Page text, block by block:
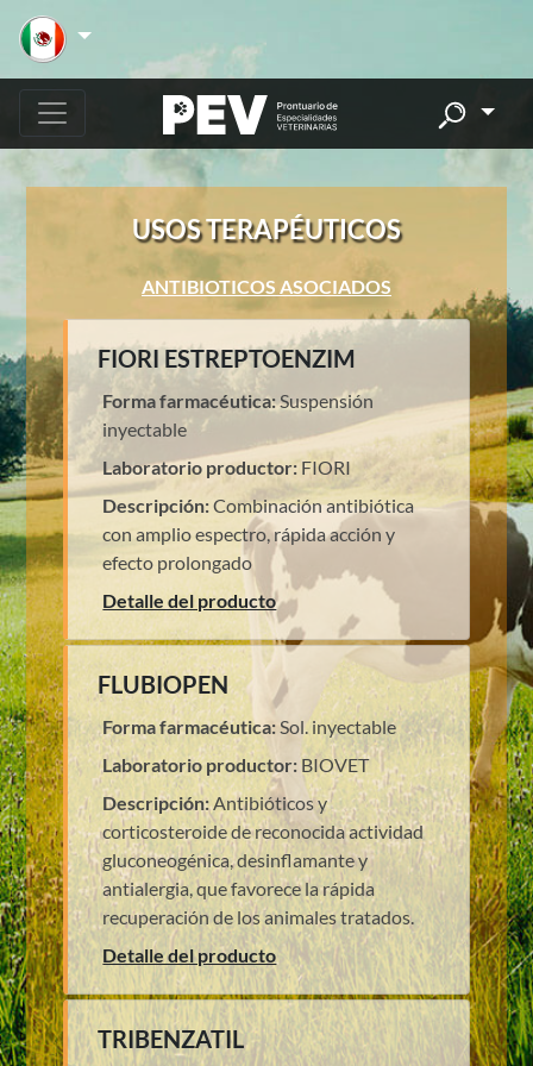
USOS TERAPÉUTICOS
ANTIBIOTICOS ASOCIADOS
FIORI ESTREPTOENZIM
Forma farmacéutica:Suspensión
inyectable
Laboratorio productor:FIORI
Descripción:Combinación antibiótica
con amplio espectro, rápida acción y
efecto prolongado
Detalle del producto
FLUBIOPEN
Forma farmacéutica:Sol. inyectable
Laboratorio productor: BIOVET
Descripción:Antibióticos y
corticosteroide de reconocida actividad
gluconeogénica, desinflamante y
antialergia, que favorece la rápida
recuperación de los animales tratados.
Detalle del producto
TRIBENZATIL